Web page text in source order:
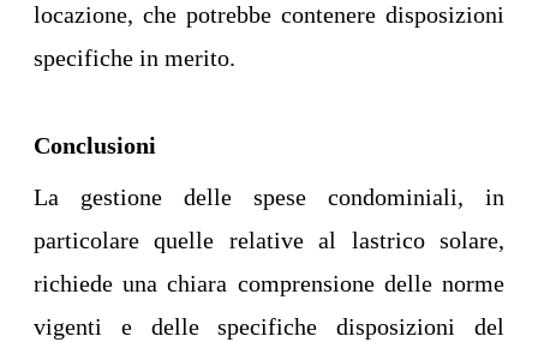
locazione, che potrebbe contenere disposizioni
specifiche in merito.
Conclusioni
La gestione delle spese condominiali, in
particolare quelle relative al lastrico solare,
richiede una chiara comprensione delle norme
vigenti e delle specifiche disposizioni del